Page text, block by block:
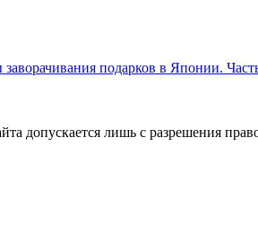
заворачивания подарков в Японии.
допускается лишь с разрешения